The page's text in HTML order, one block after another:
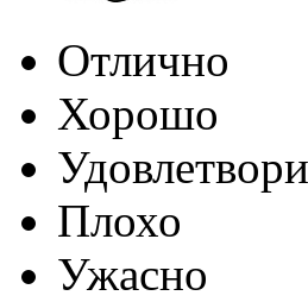
Отлично
Хорошо
Плохо
Ужасно